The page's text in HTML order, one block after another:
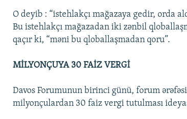
O deyib : “istehlakçı mağazaya gedir, orda
Bu istehlakçı mağazadan iki zənbil
qaçır ki, “məni bu qloballaşmadan qoru”.
MİLYONÇUYA 30 FAİZ VERGİ
Davos Forumunun birinci günü, forum
milyonçulardan 30 faiz vergi tutulması